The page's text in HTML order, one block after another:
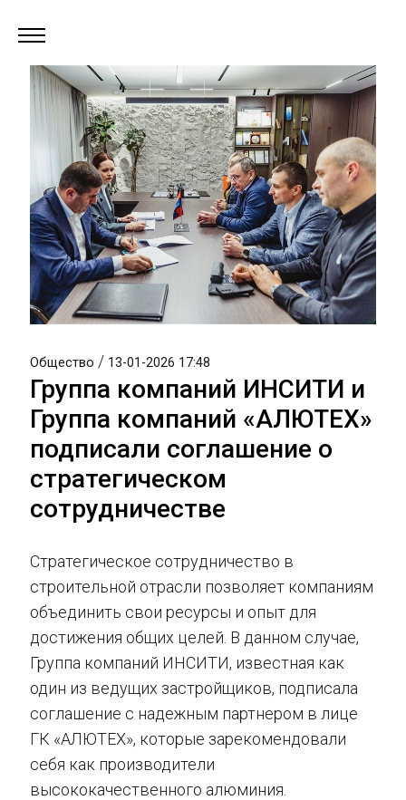
Общество / 13-01-2026 17:48
Группа компаний ИНСИТИ и
Группа компаний «АЛЮТЕХ»
подписали соглашение о
стратегическом
сотрудничестве
Стратегическое сотрудничество в
строительной отрасли позволяет компаниям
объединить свои ресурсы и опыт для
достижения общих целей. В данном случае,
Группа компаний ИНСИТИ, известная как
один из ведущих застройщиков, подписала
соглашение с надежным партнером в лице
ГК «АЛЮТЕХ», которые зарекомендовали
себя как производители
высококачественного алюминия.